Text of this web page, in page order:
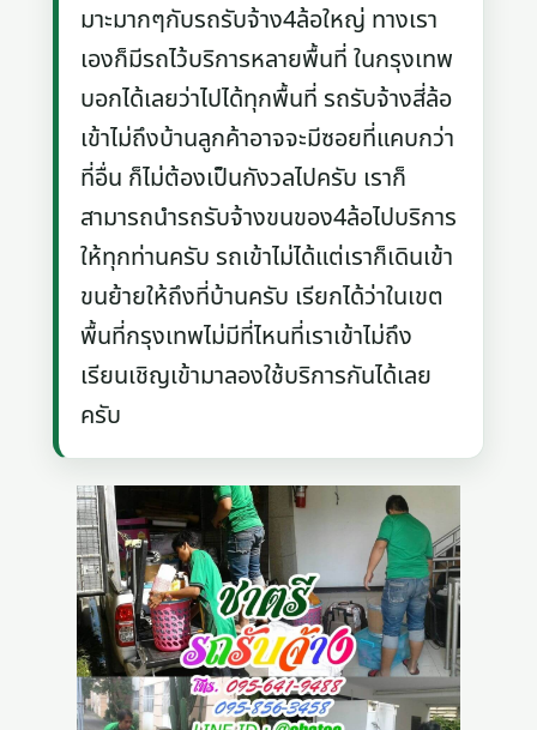
มาะมากๆกับรถรับจ้าง4ล้อใหญ่ ทางเรา
เองก็มีรถไว้บริการหลายพื้นที่ ในกรุงเทพ
บอกได้เลยว่าไปได้ทุกพื้นที่ รถรับจ้างสี่ล้อ
เข้าไม่ถึงบ้านลูกค้าอาจจะมีซอยที่แคบกว่า
ที่อื่น ก็ไม่ต้องเป็นกังวลไปครับ เราก็
สามารถนำรถรับจ้างขนของ4ล้อไปบริการ
ให้ทุกท่านครับ รถเข้าไม่ได้แต่เราก็เดินเข้า
ขนย้ายให้ถึงที่บ้านครับ เรียกได้ว่าในเขต
พื้นที่กรุงเทพไม่มีที่ไหนที่เราเข้าไม่ถึง
เรียนเชิญเข้ามาลองใช้บริการกันได้เลย
ครับ